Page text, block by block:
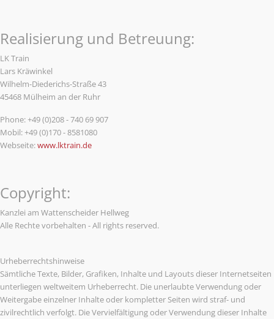
Realisierung und Betreuung:
LK Train
Lars Kräwinkel
Wilhelm-Diederichs-Straße 43
45468 Mülheim an der Ruhr
Phone: +49 (0)208 - 740 69 907
Mobil: +49 (0)170 - 8581080
Webseite:www.lktrain.de
Copyright:
Kanzlei am Wattenscheider Hellweg
Alle Rechte vorbehalten - All rights reserved.
Urheberrechtshinweise
Sämtliche Texte, Bilder, Grafiken, Inhalte und Layouts dieser Internetseiten
unterliegen weltweitem Urheberrecht. Die unerlaubte Verwendung oder
Weitergabe einzelner Inhalte oder kompletter Seiten wird straf- und
zivilrechtlich verfolgt. Die Vervielfältigung oder Verwendung dieser Inhalte